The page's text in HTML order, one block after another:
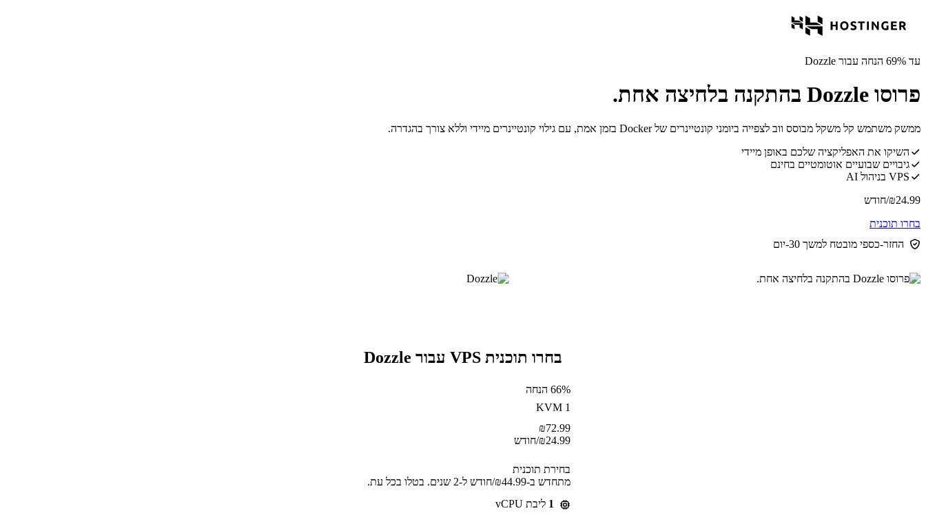
עד 69% הנחה עבור Dozzle
פרוסו Dozzle בהתקנה בלחיצה אחת.
ממשק משתמש קל משקל מבוסס ווב לצפייה ביומני קונטיינרים של Docker בזמן אמת, עם גילוי קונטיינרים מיידי וללא צורך בהגדרה.
השיקו את האפליקציה שלכם באופן מיידי
גיבויים שבועיים אוטומטיים בחינם
VPS בניהול AI
24.99
₪/חודש
בחרו תוכנית
החזר-כספי מובטח למשך 30-יום
בחרו תוכנית VPS עבור Dozzle
66% הנחה
KVM 1
72.99
₪
24.99
₪/חודש
בחירת תוכנית
מתחדש ב-⁦44.99⁩₪/חודש ל-2 שנים. בטלו בכל עת.
1 ליבת vCPU